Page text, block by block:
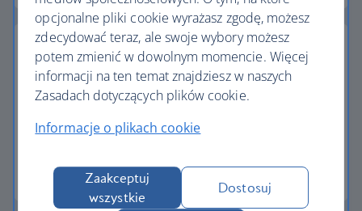
Częściowa płatność w Avios
Płacisz mniej za następny lot, jeśli wymienisz Avios.
Więcej informacji o płatności częściowej
opcjonalne pliki cookie wyrażasz zgodę, możesz
zdecydować teraz, ale swoje wybory możesz
potem zmienić w dowolnym momencie. Więcej
informacji na ten temat znajdziesz w naszych
Zasadach dotyczących plików cookie.
Informacje o plikach cookie
Zaakceptuj
wszystkie
Dostosuj